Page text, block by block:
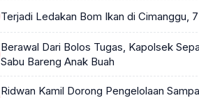
Terjadi Ledakan Bom Ikan di Cimanggu,
Berawal Dari Bolos Tugas, Kapolsek
Sabu Bareng Anak Buah
Ridwan Kamil Dorong Pengelolaan